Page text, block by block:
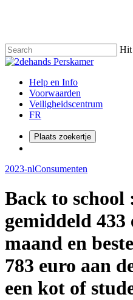
content
Hit
Close
Menu
Help en Info
Voorwaarden
Veiligheidscentrum
FR
Plaats zoekertje
2023-nlConsumenten
Back to school
gemiddeld
maand en
783 euro aan
een kot of